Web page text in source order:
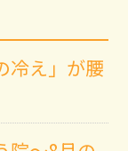
冷え」が腰